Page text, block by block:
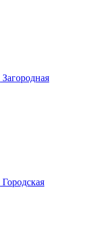
Загородная
Городская